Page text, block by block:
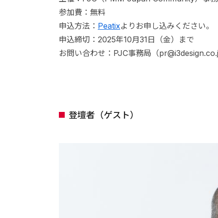
参加費：無料
申込方法： Peatixよりお申し込みください。
申込締切：2025年10月31日（金）まで
お問い合わせ：PJC事務局（
登壇者（ゲスト）